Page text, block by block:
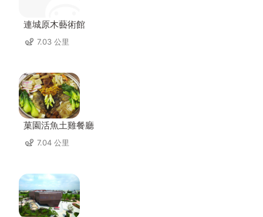
連城原木藝術館
7.03 公里
菓園活魚土雞餐廳
7.04 公里